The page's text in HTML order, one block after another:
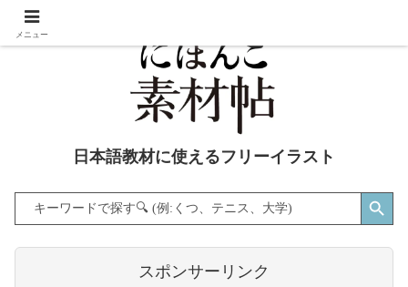
日本語教材に使えるフリーイラスト
Search
for:
Search Button
スポンサーリンク
メニュー